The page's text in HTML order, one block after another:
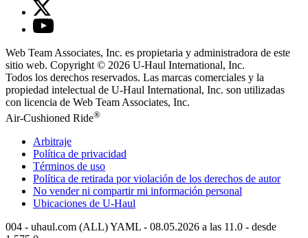
Web Team Associates, Inc. es propietaria y administradora de este
sitio web. Copyright © 2026 U-Haul International, Inc.
Todos los derechos reservados. Las marcas comerciales y la
propiedad intelectual de U-Haul International, Inc. son utilizadas
con licencia de Web Team Associates, Inc.
Air-Cushioned Ride®
Arbitraje
Política de privacidad
Términos de uso
Política de retirada por violación de los derechos de autor
No vender ni compartir mi información personal
Ubicaciones de U-Haul
004 - uhaul.com (ALL) YAML - 08.05.2026 a las 11.0 - desde